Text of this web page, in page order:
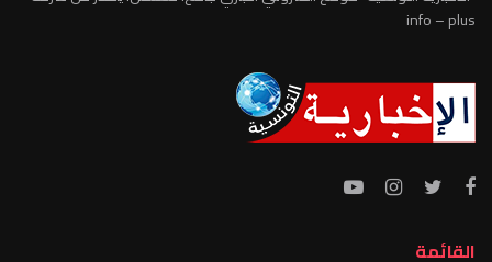
info – plus
القائمة